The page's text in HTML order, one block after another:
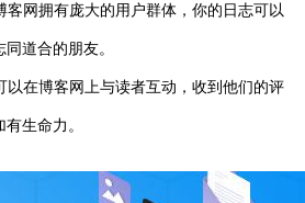
网拥有庞大的用户群体，你的日志可以
道合的朋友。
在博客网上与读者互动，收到他们的评
生命力。